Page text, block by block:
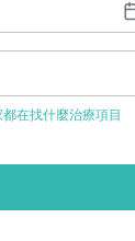
在找什麼治療項目